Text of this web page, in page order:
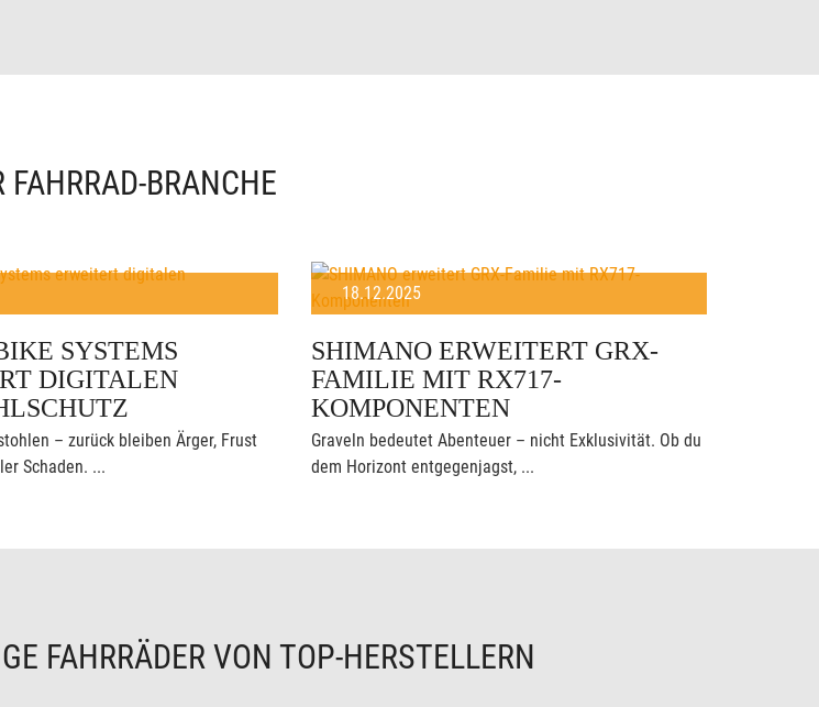
BRANCHE
SYSTEMS
DIGITALEN
– zurück bleiben Ärger, Frust
Schaden. ...
18.12.2025
SHIMANO ERWEITERT GRX-
FAMILIE MIT RX717-
KOMPONENTEN
Graveln bedeutet Abenteuer – nicht Exklusivität. Ob du
dem Horizont entgegenjagst, ...
FAHRRÄDER VON TOP-HERSTELLERN